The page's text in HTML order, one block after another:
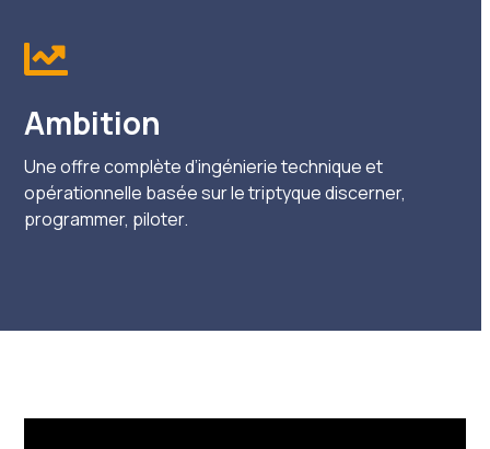
Ambition
Une offre complète d’ingénierie technique et
opérationnelle basée sur le triptyque discerner,
programmer, piloter.